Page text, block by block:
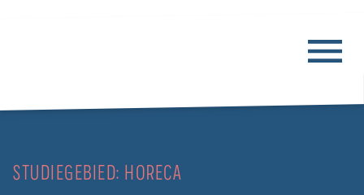
STUDIEGEBIED: HORECA